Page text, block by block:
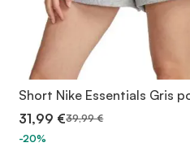
Short Nike Essentials Gris
31,99 €39,99 €
-20%